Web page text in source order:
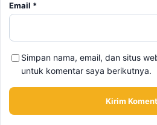
Email *
Simpan nama, email, dan situs
untuk komentar saya berikutnya.